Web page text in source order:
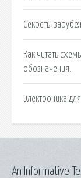
Секреты
Как читать
обозначения.
Электроника
An Informative